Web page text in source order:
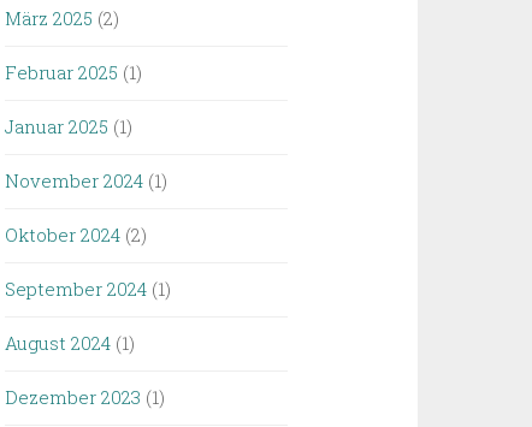
März 2025 (2)
Februar 2025 (1)
Januar 2025 (1)
November 2024 (1)
Oktober 2024 (2)
September 2024 (1)
August 2024 (1)
Dezember 2023 (1)